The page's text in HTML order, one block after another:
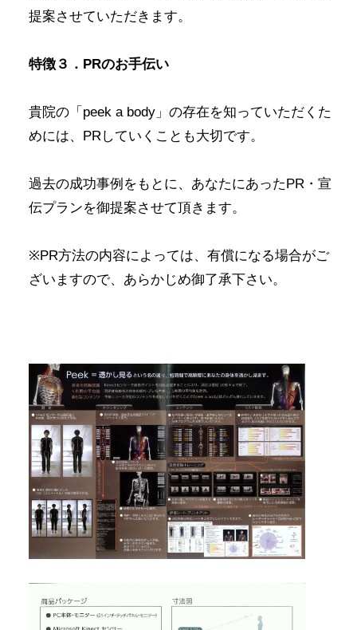
提案させていただきます。
特徴３．PRのお手伝い
貴院の「peek a body」の存在を知っていただくた
めには、PRしていくことも大切です。
過去の成功事例をもとに、あなたにあったPR・宣
伝プランを御提案させて頂きます。
※PR方法の内容によっては、有償になる場合がご
ざいますので、あらかじめ御了承下さい。